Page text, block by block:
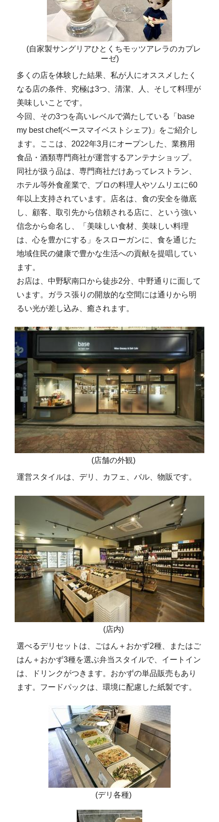
(自家製サングリアひとくちモッツアレラのカプレ
ーゼ)
多くの店を体験した結果、私が人にオススメしたく
なる店の条件、究極は3つ、清潔、人、そして料理が
美味しいことです。
今回、その3つを高いレベルで満たしている「base
my best chef(ベースマイベストシェフ)」をご紹介し
ます。ここは、2022年3月にオープンした、業務用
食品・酒類専門商社が運営するアンテナショップ。
同社が扱う品は、専門商社だけあってレストラン、
ホテル等外食産業で、プロの料理人やソムリエに60
年以上支持されています。店名は、食の安全を徹底
し、顧客、取引先から信頼される店に、という強い
信念から命名し、「美味しい食材、美味しい料理
は、心を豊かにする」をスローガンに、食を通じた
地域住民の健康で豊かな生活への貢献を提唱してい
ます。
お店は、中野駅南口から徒歩2分、中野通りに面して
います。ガラス張りの開放的な空間には通りから明
るい光が差し込み、癒されます。
(店舗の外観)
運営スタイルは、デリ、カフェ、バル、物販です。
(店内)
選べるデリセットは、ごはん＋おかず2種、またはご
はん＋おかず3種を選ぶ弁当スタイルで、イートイン
は、ドリンクがつきます。おかずの単品販売もあり
ます。フードパックは、環境に配慮した紙製です。
(デリ各種)